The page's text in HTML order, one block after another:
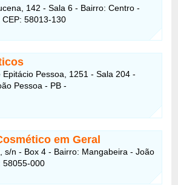
142 - Sala 6 - Bairro: Centro -
58013-130
Pessoa, 1251 - Sala 204 -
Pessoa - PB -
em Geral
s/n - Box 4 - Bairro: Mangabeira - João
58055-000